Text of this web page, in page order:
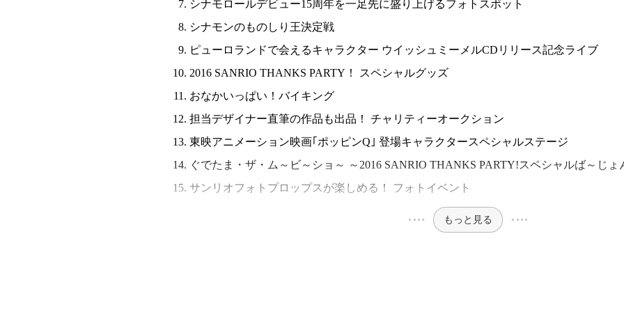
シナモロールデビュー15周年を一足先に盛り上げるフォトスポット
シナモンのものしり王決定戦
ピューロランドで会えるキャラクター ウイッシュミーメルCDリリース記念ライブ
2016 SANRIO THANKS PARTY！ スペシャルグッズ
おなかいっぱい！バイキング
担当デザイナー直筆の作品も出品！ チャリティーオークション
東映アニメーション映画｢ポッピンQ｣ 登場キャラクタースペシャルステージ
ぐでたま・ザ・ム～ビ～ショ～ ～2016 SANRIO THANKS PARTY!スペシャルば～じょ
サンリオフォトプロップスが楽しめる！ フォトイベント
もっと見る